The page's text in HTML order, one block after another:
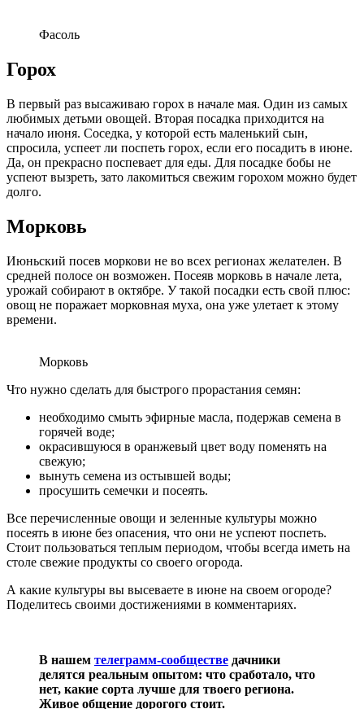
Фасоль
Горох
В первый раз высаживаю горох в начале мая. Один из самых
любимых детьми овощей. Вторая посадка приходится на
начало июня. Соседка, у которой есть маленький сын,
спросила, успеет ли поспеть горох, если его посадить в июне.
Да, он прекрасно поспевает для еды. Для посадке бобы не
успеют вызреть, зато лакомиться свежим горохом можно будет
долго.
Морковь
Июньский посев моркови не во всех регионах желателен. В
средней полосе он возможен. Посеяв морковь в начале лета,
урожай собирают в октябре. У такой посадки есть свой плюс:
овощ не поражает морковная муха, она уже улетает к этому
времени.
Морковь
Что нужно сделать для быстрого прорастания семян:
необходимо смыть эфирные масла, подержав семена в
горячей воде;
окрасившуюся в оранжевый цвет воду поменять на
свежую;
вынуть семена из остывшей воды;
просушить семечки и посеять.
Все перечисленные овощи и зеленные культуры можно
посеять в июне без опасения, что они не успеют поспеть.
Стоит пользоваться теплым периодом, чтобы всегда иметь на
столе свежие продукты со своего огорода.
А какие культуры вы высеваете в июне на своем огороде?
Поделитесь своими достижениями в комментариях.
В нашем телеграмм-сообществе дачники
делятся реальным опытом: что сработало, что
нет, какие сорта лучше для твоего региона.
Живое общение дорогого стоит.